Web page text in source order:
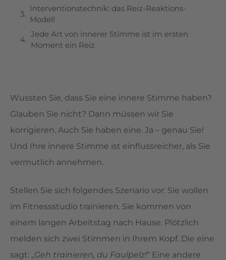
Interventionstechnik: das Reiz-Reaktions-
Modell
Jede Art von innerer Stimme ist im ersten
Moment ein Reiz
Wussten Sie, dass Sie eine innere Stimme haben?
Glauben Sie nicht? Dann müssen wir Sie
korrigieren. Auch Sie haben eine. Ja – genau Sie!
Und Ihre innere Stimme ist einflussreicher, als Sie
vermutlich annehmen.
Stellen Sie sich folgendes Szenario vor: Sie wollen
im Fitnessstudio trainieren. Sie kommen von
einem langen Arbeitstag nach Hause. Plötzlich
melden sich zwei Stimmen in Ihrem Kopf. Die eine
sagt: „Geh trainieren, du Faulpelz!“ Eine andere